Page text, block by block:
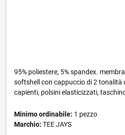
95% poliestere, 5% spandex.
softshell con cappuccio di 2
capienti, polsini elasticizzati,
Minimo ordinabile: 1 pezzo
Marchio: TEE JAYS